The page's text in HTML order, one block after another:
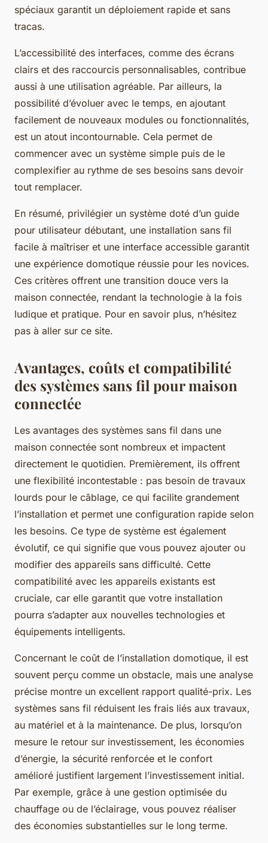
spéciaux garantit un déploiement rapide et sans
tracas.
L’accessibilité des interfaces, comme des écrans
clairs et des raccourcis personnalisables, contribue
aussi à une utilisation agréable. Par ailleurs, la
possibilité d’évoluer avec le temps, en ajoutant
facilement de nouveaux modules ou fonctionnalités,
est un atout incontournable. Cela permet de
commencer avec un système simple puis de le
complexifier au rythme de ses besoins sans devoir
tout remplacer.
En résumé, privilégier un système doté d’un guide
pour utilisateur débutant, une installation sans fil
facile à maîtriser et une interface accessible garantit
une expérience domotique réussie pour les novices.
Ces critères offrent une transition douce vers la
maison connectée, rendant la technologie à la fois
ludique et pratique. Pour en savoir plus, n’hésitez
pas à aller sur ce site.
Avantages, coûts et compatibilité
des systèmes sans fil pour maison
connectée
Les avantages des systèmes sans fil dans une
maison connectée sont nombreux et impactent
directement le quotidien. Premièrement, ils offrent
une flexibilité incontestable : pas besoin de travaux
lourds pour le câblage, ce qui facilite grandement
l’installation et permet une configuration rapide selon
les besoins. Ce type de système est également
évolutif, ce qui signifie que vous pouvez ajouter ou
modifier des appareils sans difficulté. Cette
compatibilité avec les appareils existants est
cruciale, car elle garantit que votre installation
pourra s’adapter aux nouvelles technologies et
équipements intelligents.
Concernant le coût de l’installation domotique, il est
souvent perçu comme un obstacle, mais une analyse
précise montre un excellent rapport qualité-prix. Les
systèmes sans fil réduisent les frais liés aux travaux,
au matériel et à la maintenance. De plus, lorsqu’on
mesure le retour sur investissement, les économies
d’énergie, la sécurité renforcée et le confort
amélioré justifient largement l’investissement initial.
Par exemple, grâce à une gestion optimisée du
chauffage ou de l’éclairage, vous pouvez réaliser
des économies substantielles sur le long terme.